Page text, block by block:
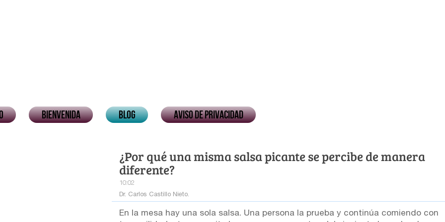
Bienvenida Blog Aviso de privacidad
¿Por qué una misma salsa picante se percibe de manera
diferente?
10:02
Dr. Carlos Castillo Nieto.
En la mesa hay una sola salsa. Una persona la prueba y continúa comiendo con